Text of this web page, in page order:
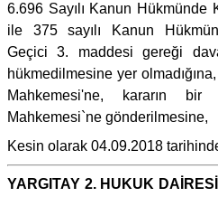
6.696 Sayılı Kanun Hükmünde
ile 375 sayılı Kanun
Geçici 3. maddesi gereği
hükmedilmesine yer
Mahkemesi'ne, kararın
Mahkemesi`ne gönderilmesine,
Kesin olarak 04.09.2018
YARGITAY 2. HUKUK